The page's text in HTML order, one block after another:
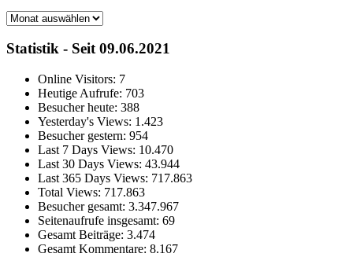
Archiv
Statistik - Seit 09.06.2021
Online Visitors: 7
Heutige Aufrufe: 703
Besucher heute: 388
Yesterday's Views: 1.423
Besucher gestern: 954
Last 7 Days Views: 10.470
Last 30 Days Views: 43.944
Last 365 Days Views: 717.863
Total Views: 717.863
Besucher gesamt: 3.347.967
Seitenaufrufe insgesamt: 69
Gesamt Beiträge: 3.474
Gesamt Kommentare: 8.167